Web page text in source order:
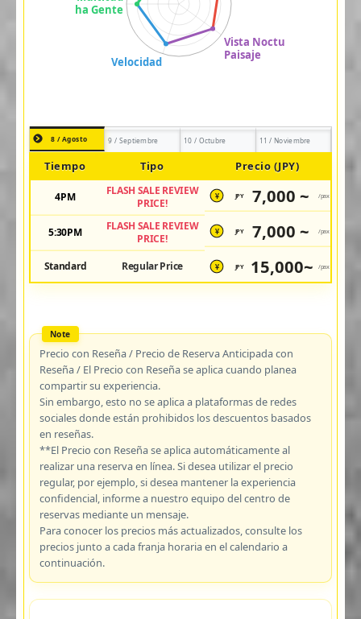
8 / Agosto 9 / Septiembre 10 / Octubre 11 / Noviembre
Tiempo Tipo Precio (JPY)
4PM
FLASH SALE REVIEW
PRICE!
¥ JPY 7,000 ~ /pax
5:30PM
FLASH SALE REVIEW
PRICE!
¥ JPY 7,000 ~ /pax
Standard Regular Price ¥ JPY 15,000~ /pax
Precio con Reseña / Precio de Reserva Anticipada con
Reseña / El Precio con Reseña se aplica cuando planea
compartir su experiencia.
Sin embargo, esto no se aplica a plataformas de redes
sociales donde están prohibidos los descuentos basados
en reseñas.
**El Precio con Reseña se aplica automáticamente al
realizar una reserva en línea. Si desea utilizar el precio
regular, por ejemplo, si desea mantener la experiencia
confidencial, informe a nuestro equipo del centro de
reservas mediante un mensaje.
Para conocer los precios más actualizados, consulte los
precios junto a cada franja horaria en el calendario a
continuación.